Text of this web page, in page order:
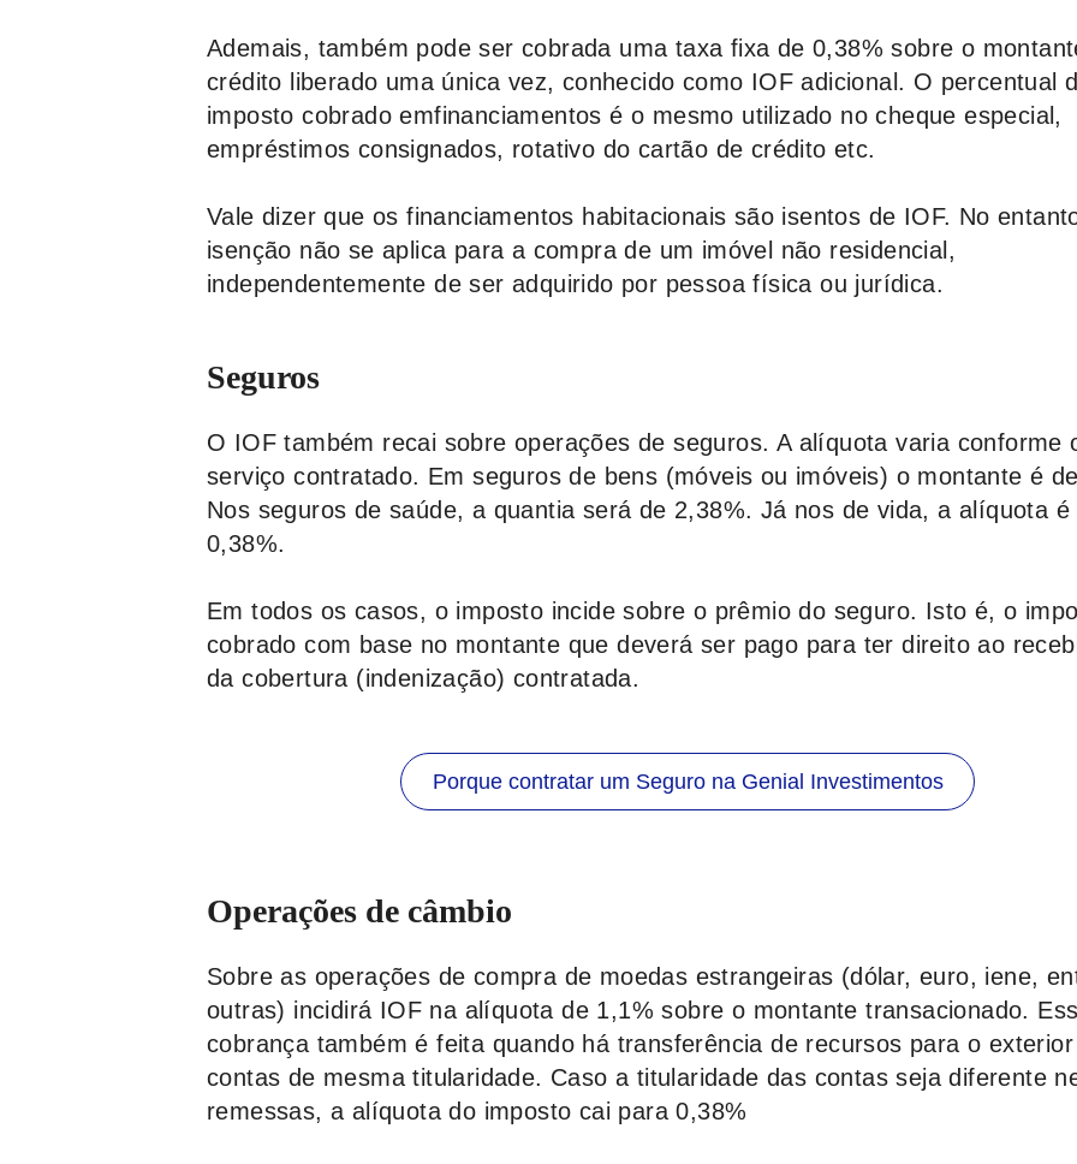
Ademais, também pode ser cobrada uma taxa fixa de 0,38% sobre o
crédito liberado uma única vez, conhecido como IOF adicional. O percentual
imposto cobrado emfinanciamentos é o mesmo utilizado no cheque especial,
empréstimos consignados, rotativo do cartão de crédito etc.
Vale dizer que os financiamentos habitacionais são isentos de IOF. No
isenção não se aplica para a compra de um imóvel não residencial,
independentemente de ser adquirido por pessoa física ou jurídica.
Seguros
O IOF também recai sobre operações de seguros. A alíquota varia conforme
serviço contratado. Em seguros de bens (móveis ou imóveis) o montante é
Nos seguros de saúde, a quantia será de 2,38%. Já nos de vida, a alíquota é
0,38%.
Em todos os casos, o imposto incide sobre o prêmio do seguro. Isto é, o
cobrado com base no montante que deverá ser pago para ter direito ao
da cobertura (indenização) contratada.
Porque contratar um Seguro na Genial Investimentos
Operações de câmbio
Sobre as operações de compra de moedas estrangeiras (dólar, euro, iene,
outras) incidirá IOF na alíquota de 1,1% sobre o montante transacionado.
cobrança também é feita quando há transferência de recursos para o
contas de mesma titularidade. Caso a titularidade das contas seja diferente
remessas, a alíquota do imposto cai para 0,38%